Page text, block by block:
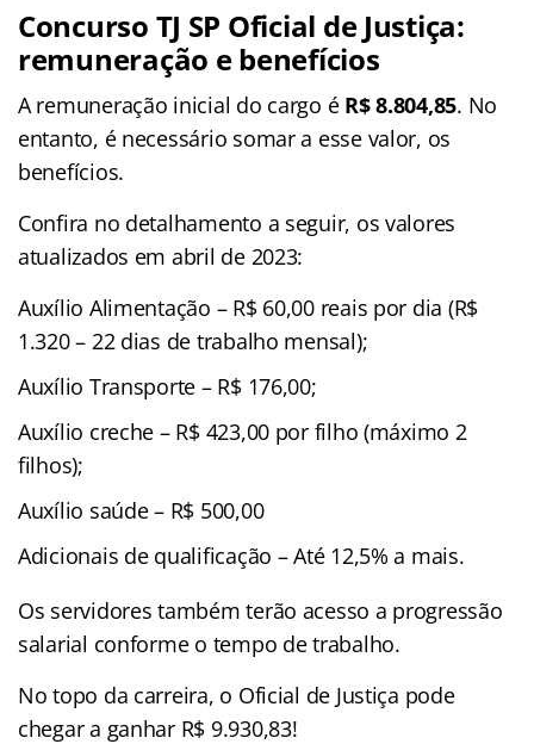
Concurso TJ SP Oficial de Justiça:
remuneração e benefícios
A remuneração inicial do cargo é R$ 8.804,85. No
entanto, é necessário somar a esse valor, os
benefícios.
Confira no detalhamento a seguir, os valores
atualizados em abril de 2023:
Auxílio Alimentação – R$ 60,00 reais por dia (R$
1.320 – 22 dias de trabalho mensal);
Auxílio Transporte – R$ 176,00;
Auxílio creche – R$ 423,00 por filho (máximo 2
filhos);
Auxílio saúde – R$ 500,00
Adicionais de qualificação – Até 12,5% a mais.
Os servidores também terão acesso a progressão
salarial conforme o tempo de trabalho.
No topo da carreira, o Oficial de Justiça pode
chegar a ganhar R$ 9.930,83!